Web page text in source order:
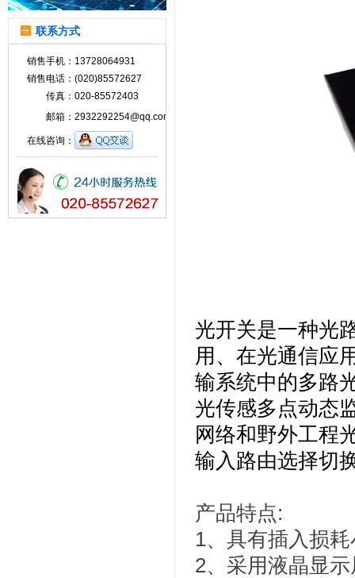
联系方式
销售手机： 13728064931
销售电话： (020)85572627
传真： 020-85572403
邮箱： 2932292254@qq.com
在线咨询：
光开关是一种光
用、在光通信应
输系统中的多路
光传感多点动态
网络和野外工程
输入路由选择切
产品特点:
1、具有插入损
2、采用液晶显